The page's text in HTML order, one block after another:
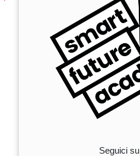
Seguici su